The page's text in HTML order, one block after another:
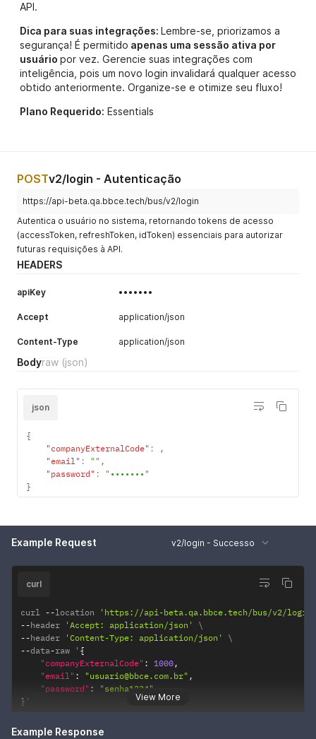
API.
Dica para suas integrações: Lembre-se, priorizamos a
segurança! É permitido apenas uma sessão ativa por
usuário por vez. Gerencie suas integrações com
inteligência, pois um novo login invalidará qualquer acesso
obtido anteriormente. Organize-se e otimize seu fluxo!
Plano Requerido: Essentials
POSTv2/login - Autenticação
https://api-beta.qa.bbce.tech/bus/v2/login
Autentica o usuário no sistema, retornando tokens de acesso
(accessToken, refreshToken, idToken) essenciais para autorizar
futuras requisições à API.
HEADERS
apiKey •••••••
Accept application/json
Content-Type application/json
Bodyraw (json)
json
{
"companyExternalCode" :
,
"email" : "" ,
"password" :
"•••••••"
}
Example Request v2/login - Successo
View More
curl
curl --location
'https://api-beta.qa.bbce.tech/bus/v2/login'
--header 'Accept: application/json'
--header 'Content-Type: application/json'
--data-raw ' {
"companyExternalCode" : 1000,
"email" : "usuario@bbce.com.br" ,
"password" :
"senha1234"
} '
Example Response